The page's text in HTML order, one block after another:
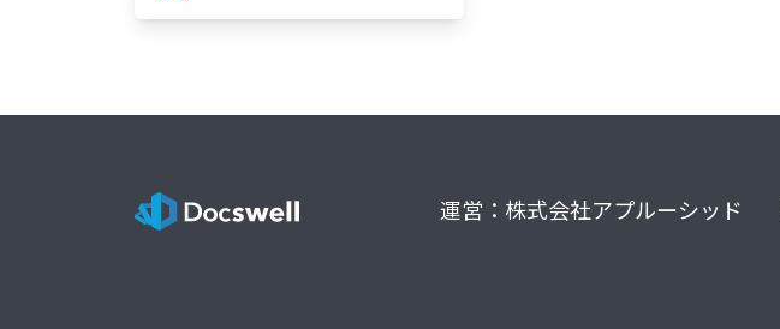
運営：株式会社アプルーシッド